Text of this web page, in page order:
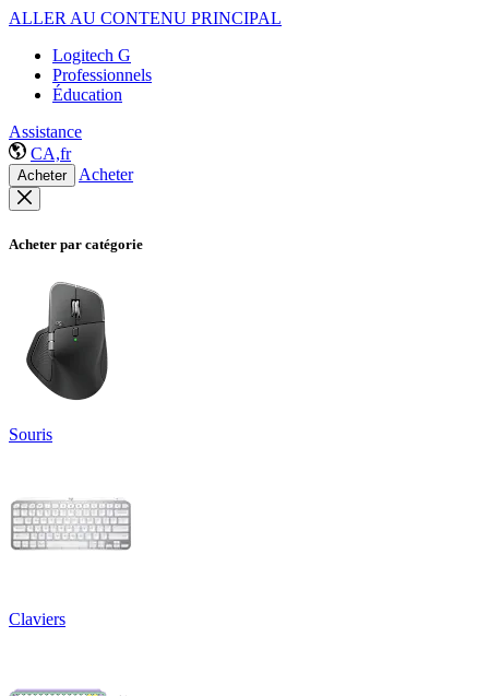
ALLER AU CONTENU PRINCIPAL
Logitech G
Professionnels
Éducation
Assistance
CA,fr
Acheter Acheter
Acheter par catégorie
Souris
Claviers